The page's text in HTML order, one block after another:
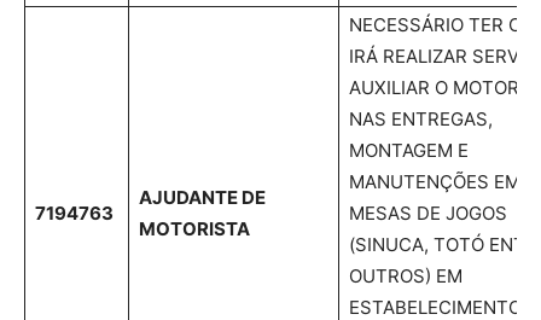
7194763
AJUDANTE DE
MOTORISTA
NECESSÁRIO TER
IRÁ REALIZAR
AUXILIAR O
NAS ENTREGAS,
MONTAGEM E
MANUTENÇÕES EM
MESAS DE JOGOS
(SINUCA, TOTÓ
OUTROS) EM
ESTABELECIMENTOS